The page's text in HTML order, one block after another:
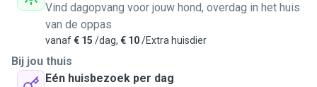
My goal is always to make pets feel relaxed, loved, and
well cared for while their owners are away, maintaining their
routine as much as possible.
If needed, I can also host pets in my home. We live in a
Vind dagopvang voor jouw hond, overdag in het huis
van de oppas
vanaf€ 15 /dag, € 10/Extra huisdier
Bij jou thuis
Eén huisbezoek per dag